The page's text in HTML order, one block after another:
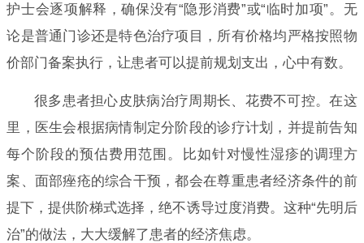
护士会逐项解释，确保没有“隐形消费”或“临时加项”。无
论是普通门诊还是特色治疗项目，所有价格均严格按照物
价部门备案执行，让患者可以提前规划支出，心中有数。
很多患者担心皮肤病治疗周期长、花费不可控。在这
里，医生会根据病情制定分阶段的诊疗计划，并提前告知
每个阶段的预估费用范围。比如针对慢性湿疹的调理方
案、面部痤疮的综合干预，都会在尊重患者经济条件的前
提下，提供阶梯式选择，绝不诱导过度消费。这种“先明后
治”的做法，大大缓解了患者的经济焦虑。